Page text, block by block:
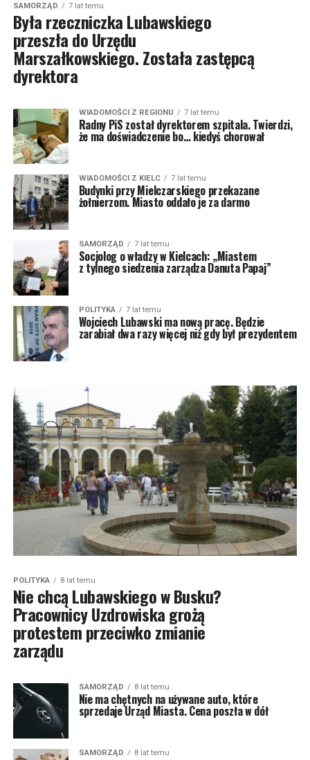
SAMORZĄD 7 lat temu
Była rzeczniczka Lubawskiego
przeszła do Urzędu
Marszałkowskiego. Została zastępcą
dyrektora
WIADOMOŚCI Z REGIONU 7 lat temu
Radny PiS został dyrektorem szpitala. Twierdzi,
że ma doświadczenie bo… kiedyś chorował
WIADOMOŚCI Z KIELC 7 lat temu
Budynki przy Mielczarskiego przekazane
żołnierzom. Miasto oddało je za darmo
SAMORZĄD 7 lat temu
Socjolog o władzy w Kielcach: „Miastem
z tylnego siedzenia zarządza Danuta Papaj”
POLITYKA 7 lat temu
Wojciech Lubawski ma nową pracę. Będzie
zarabiał dwa razy więcej niż gdy był prezydentem
POLITYKA 8 lat temu
Nie chcą Lubawskiego w Busku?
Pracownicy Uzdrowiska grożą
protestem przeciwko zmianie
zarządu
SAMORZĄD 8 lat temu
Nie ma chętnych na używane auto, które
sprzedaje Urząd Miasta. Cena poszła w dół
SAMORZĄD 8 lat temu